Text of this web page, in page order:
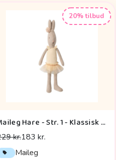
20% tilbud
Maileg Hare - Str. 1 - Klassisk - Balletdragt og Tylskørt Creme
kr.183 kr.
Maileg